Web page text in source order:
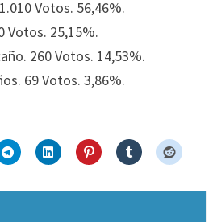
Votos. 56,46%.
Votos. 25,15%.
260 Votos. 14,53%.
69 Votos. 3,86%.